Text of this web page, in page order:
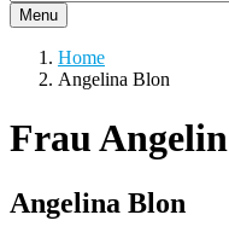
Menu
Home
Angelina Blon
Frau
Angelina Blon